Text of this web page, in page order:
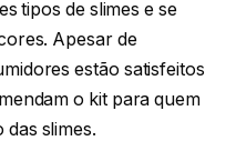
tipos de slimes e se
Apesar de
estão satisfeitos
o kit para quem
slimes.